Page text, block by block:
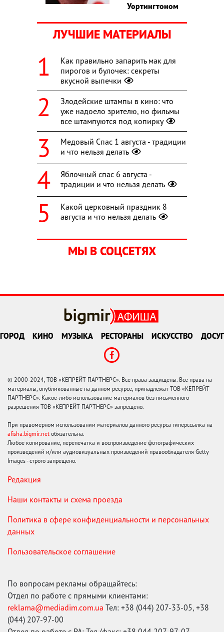
Уортингтоном
ЛУЧШИЕ МАТЕРИАЛЫ
Как правильно запарить мак для
пирогов и булочек: секреты
вкусной выпечки
Злодейские штампы в кино: что
уже надоело зрителю, но фильмы
все штампуются под копирку
Медовый Спас 1 августа - традиции
и что нельзя делать
Яблочный спас 6 августа -
традиции и что нельзя делать
Какой церковный праздник 8
августа и что нельзя делать
МЫ В СОЦСЕТЯХ
ГОРОД КИНО МУЗЫКА РЕСТОРАНЫ ИСКУССТВО ДОСУГ
© 2000-2024, ТОВ «КЕПРЕЙТ ПАРТНЕРС». Все права защищены. Все права на
материалы, опубликованные на данном ресурсе, принадлежат ТОВ «КЕПРЕЙТ
ПАРТНЕРС». Какое-либо использование материалов без письменного
разрешения ТОВ «КЕПРЕЙТ ПАРТНЕРС» запрещено.
При правомерном использовании материалов данного ресурса гиперссылка на
afisha.bigmir.net обязательна.
Любое копирование, перепечатка и воспроизведение фотографических
произведений и/или аудиовизуальных произведений правообладателя Getty
Images - строго запрещено.
Редакция
Наши контакты и схема проезда
Политика в сфере конфиденциальности и персональных
данных
Пользовательское соглашение
По вопросам рекламы обращайтесь:
Отдел по работе с прямыми клиентами:
reklama@mediadim.com.ua Тел: +38 (044) 207-33-05, +38
(044) 207-97-00